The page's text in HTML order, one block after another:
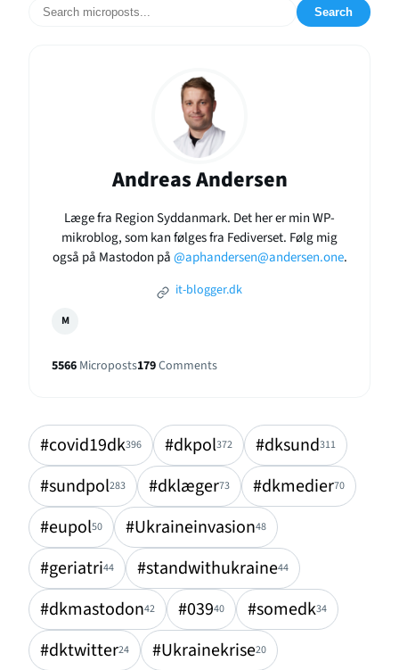
Search
Andreas Andersen
Læge fra Region Syddanmark. Det her er min WP-
mikroblog, som kan følges fra Fediverset. Følg mig
også på Mastodon på@aphandersen@andersen.one.
it-blogger.dk
M
5566 Microposts179Comments
#covid19dk396 #dkpol372 #dksund311
#sundpol283 #dklæger73 #dkmedier70
#eupol50 #Ukraineinvasion48
#geriatri44 #standwithukraine44
#dkmastodon42 #03940 #somedk34
#dktwitter24 #Ukrainekrise20